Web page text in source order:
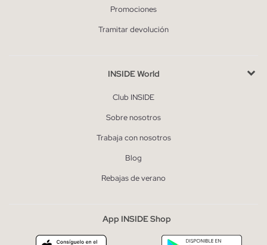
Promociones
Tramitar devolución
INSIDE World
Club INSIDE
Sobre nosotros
Trabaja con nosotros
Blog
Rebajas de verano
App INSIDE Shop